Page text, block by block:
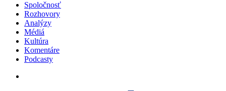
Spoločnosť
Rozhovory
Analýzy
Médiá
Kultúra
Komentáre
Podcasty